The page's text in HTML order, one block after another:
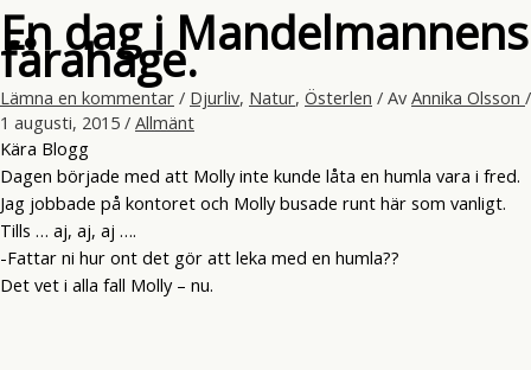
En dag i Mandelmannens
fårahage.
Lämna en kommentar / Djurliv, Natur, Österlen / Av Annika Olsson /
1 augusti, 2015 / Allmänt
Kära Blogg
Dagen började med att Molly inte kunde låta en humla vara i fred.
Jag jobbade på kontoret och Molly busade runt här som vanligt.
Tills … aj, aj, aj ….
-Fattar ni hur ont det gör att leka med en humla??
Det vet i alla fall Molly – nu.